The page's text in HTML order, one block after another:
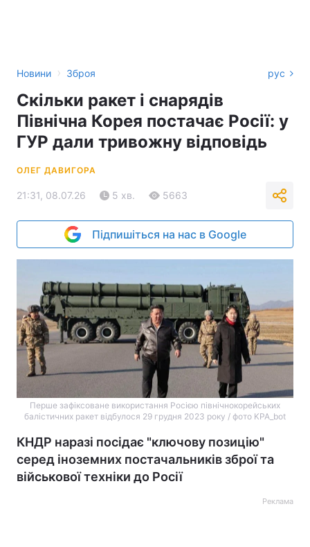
Новини › Зброя рус
Скільки ракет і снарядів
Північна Корея постачає Росії: у
ГУР дали тривожну відповідь
ОЛЕГ ДАВИГОРА
21:31, 08.07.26 5 хв. 5663
Підпишіться на нас в Google
Перше зафіксоване використання Росією північнокорейських
балістичних ракет відбулося 29 грудня 2023 року / фото KPA_bot
КНДР наразі посідає "ключову позицію"
серед іноземних постачальників зброї та
військової техніки до Росії
Реклама